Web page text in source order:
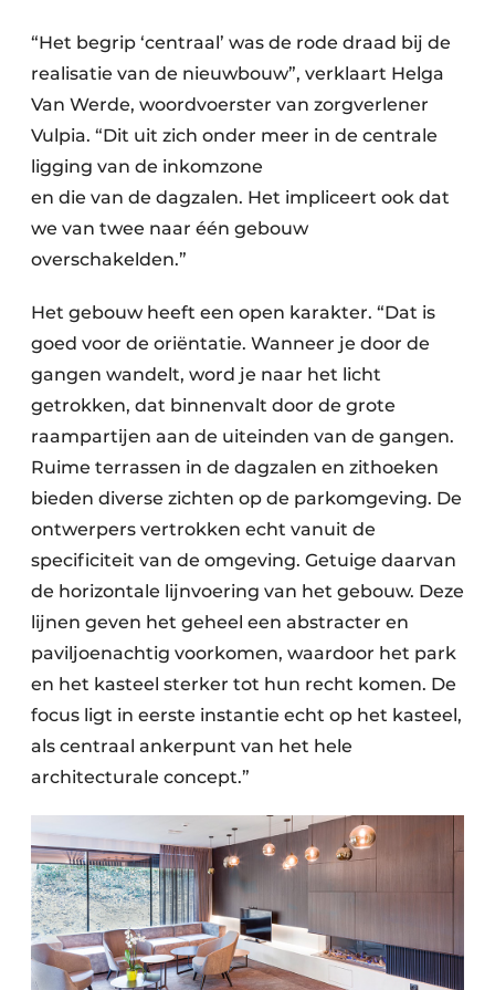
“Het begrip ‘centraal’ was de rode draad bij de
realisatie van de nieuwbouw”, verklaart Helga
Van Werde, woordvoerster van zorgverlener
Vulpia. “Dit uit zich onder meer in de centrale
ligging van de inkomzone
en die van de dagzalen. Het impliceert ook dat
we van twee naar één gebouw
overschakelden.”
Het gebouw heeft een open karakter. “Dat is
goed voor de oriëntatie. Wanneer je door de
gangen wandelt, word je naar het licht
getrokken, dat binnenvalt door de grote
raampartijen aan de uiteinden van de gangen.
Ruime terrassen in de dagzalen en zithoeken
bieden diverse zichten op de parkomgeving. De
ontwerpers vertrokken echt vanuit de
specificiteit van de omgeving. Getuige daarvan
de horizontale lijnvoering van het gebouw. Deze
lijnen geven het geheel een abstracter en
paviljoenachtig voorkomen, waardoor het park
en het kasteel sterker tot hun recht komen. De
focus ligt in eerste instantie echt op het kasteel,
als centraal ankerpunt van het hele
architecturale concept.”